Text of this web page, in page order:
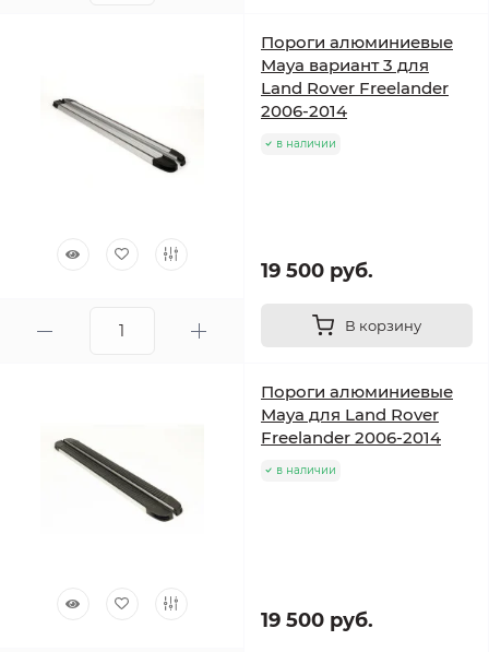
Пороги алюминиевые
Maya вариант 3 для
Land Rover Freelander
2006-2014
в наличии
19 500 руб.
В корзину
Пороги алюминиевые
Maya для Land Rover
Freelander 2006-2014
в наличии
19 500 руб.